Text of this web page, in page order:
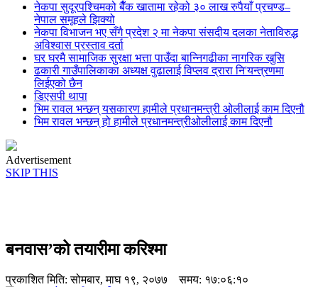
नेकपा सुदूरपश्चिमको बैँक खातामा रहेको ३० लाख रुपैयाँ प्रचण्ड–
नेपाल समूहले झिक्य‍ो
नेकपा विभाजन भए सँगै प्रदेश २ मा नेकपा संसदीय दलका नेताविरुद्ध
अविश्वास प्रस्ताव दर्ता
घर घरमै सामाजिक सुुरक्षा भत्ता पाउँदा बान्निगढीका नागरिक खुसि
ढकारी गाउँपालिकाका अध्यक्ष वुढालाई विप्लव द्रारा नि'यन्त्रणमा
लिईएको छैन
डिएसपी थापा
भिम रावल भन्छन् यसकारण हामीले प्रधानमन्त्री ओलीलाई काम दिएनौ
भिम रावल भन्छन् हो हामीले प्रधानमन्त्रीओलीलाई काम दिएनौ
Advertisement
SKIP THIS
बनवास’को तयारीमा करिश्मा
प्रकाशित मिति:सोमबार, माघ १९, २०७७ समय: १७:०६:१०